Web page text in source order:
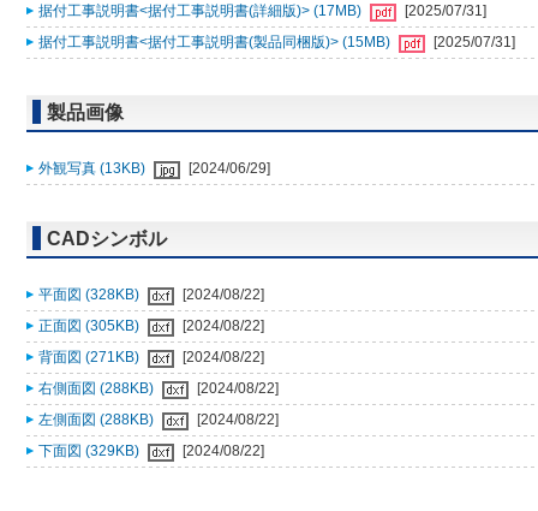
据付工事説明書<据付工事説明書(詳細版)> (17MB)
[2025/07/31]
据付工事説明書<据付工事説明書(製品同梱版)> (15MB)
[2025/07/31]
製品画像
外観写真 (13KB) [2024/06/29]
CADシンボル
平面図 (328KB)
[2024/08/22]
正面図 (305KB)
[2024/08/22]
背面図 (271KB)
[2024/08/22]
右側面図 (288KB)
[2024/08/22]
左側面図 (288KB)
[2024/08/22]
下面図 (329KB)
[2024/08/22]